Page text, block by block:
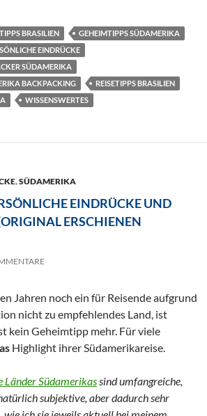
BRASILIEN
GEHEIMTIPPS SÜDAMERIKA
EINDRÜCKE
SÜDAMERIKA
BACKPACKING
REISETIPPS BRASILIEN
WISSENSWERTES
,SÜDAMERIKA
EINDRÜCKE UND
ERSCHIENEN
Jahren noch ein für Reisende aufgrund
nicht zu empfehlendes Land, ist
kein Geheimtipp mehr. Für viele
Highlight ihrer Südamerikareise.
Länder Südamerikas sind umfangreiche,
subjektive, aber dadurch sehr